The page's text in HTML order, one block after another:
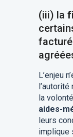
(iii) la
L’enjeu
la
aides-
leurs
implique